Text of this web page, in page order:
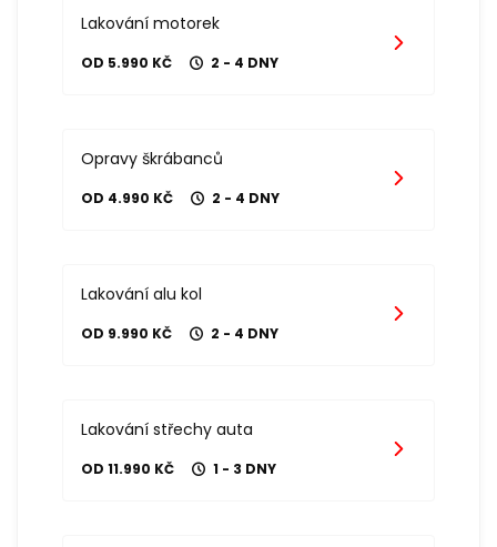
Lakování motorek
OD 5.990 KČ 2 - 4 DNY
Opravy škrábanců
OD 4.990 KČ 2 - 4 DNY
Lakování alu kol
OD 9.990 KČ 2 - 4 DNY
Lakování střechy auta
OD 11.990 KČ 1 - 3 DNY